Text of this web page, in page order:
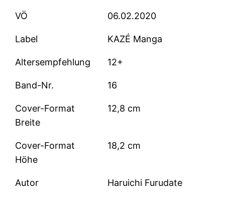
VÖ 06.02.2020
Label KAZÉ Manga
Altersempfehlung 12+
Band-Nr. 16
Cover-Format
Breite
12,8 cm
Cover-Format
Höhe
18,2 cm
Autor Haruichi Furudate